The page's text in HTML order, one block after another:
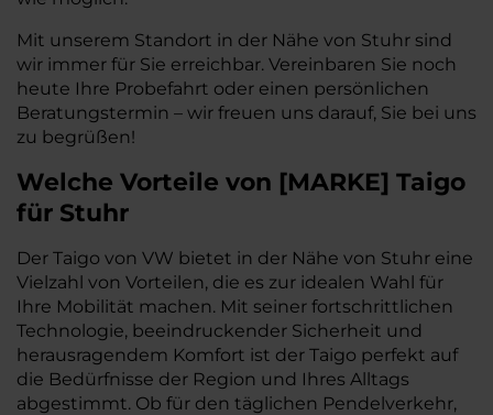
Mit unserem Standort in der Nähe von Stuhr sind
wir immer für Sie erreichbar. Vereinbaren Sie noch
heute Ihre Probefahrt oder einen persönlichen
Beratungstermin – wir freuen uns darauf, Sie bei uns
zu begrüßen!
Welche Vorteile von [MARKE] Taigo
für Stuhr
Der Taigo von VW bietet in der Nähe von Stuhr eine
Vielzahl von Vorteilen, die es zur idealen Wahl für
Ihre Mobilität machen. Mit seiner fortschrittlichen
Technologie, beeindruckender Sicherheit und
herausragendem Komfort ist der Taigo perfekt auf
die Bedürfnisse der Region und Ihres Alltags
abgestimmt. Ob für den täglichen Pendelverkehr,